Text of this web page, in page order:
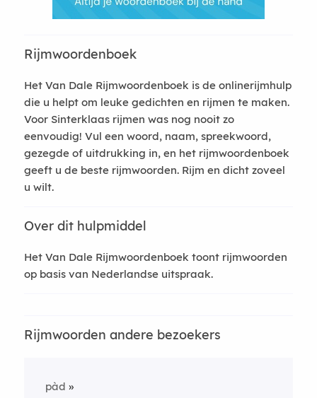
Rijmwoordenboek
Het Van Dale Rijmwoordenboek is de onlinerijmhulp
die u helpt om leuke gedichten en rijmen te maken.
Voor Sinterklaas rijmen was nog nooit zo
eenvoudig! Vul een woord, naam, spreekwoord,
gezegde of uitdrukking in, en het rijmwoordenboek
geeft u de beste rijmwoorden. Rijm en dicht zoveel
u wilt.
Over dit hulpmiddel
Het Van Dale Rijmwoordenboek toont rijmwoorden
op basis van Nederlandse uitspraak.
Rijmwoorden andere bezoekers
pàd